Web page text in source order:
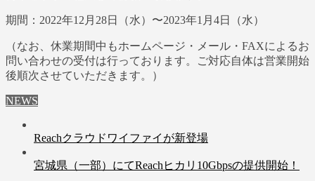
期間：2022年12月28日（水）〜2023年1月4日（水）
（なお、休業期間中もホームページ・メール・FAXによるお
問い合わせの受付は行っております。ご対応自体は営業開始
後順次させていただきます。）
NEWS
Reachクラウドワイファイが新登場
宮城県（一部）にてReachヒカリ10Gbpsの提供開始！